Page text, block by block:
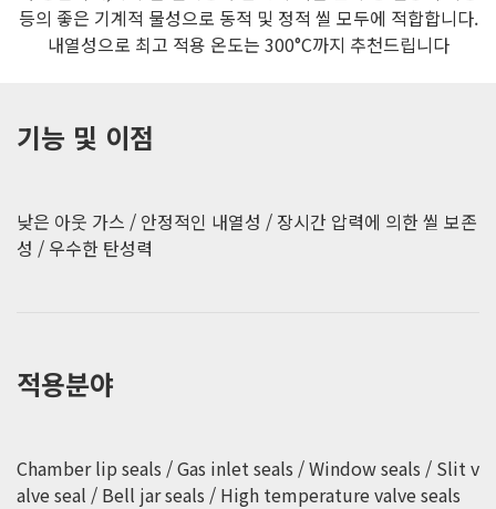
등의 좋은 기계적 물성으로 동적 및 정적 씰 모두에 적합합니다.
내열성으로 최고 적용 온도는 300°C까지 추천드립니다
기능 및 이점
낮은 아웃 가스 / 안정적인 내열성 / 장시간 압력에 의한 씰 보존
성 / 우수한 탄성력
적용분야
Chamber lip seals / Gas inlet seals / Window seals / Slit v
alve seal / Bell jar seals / High temperature valve seals